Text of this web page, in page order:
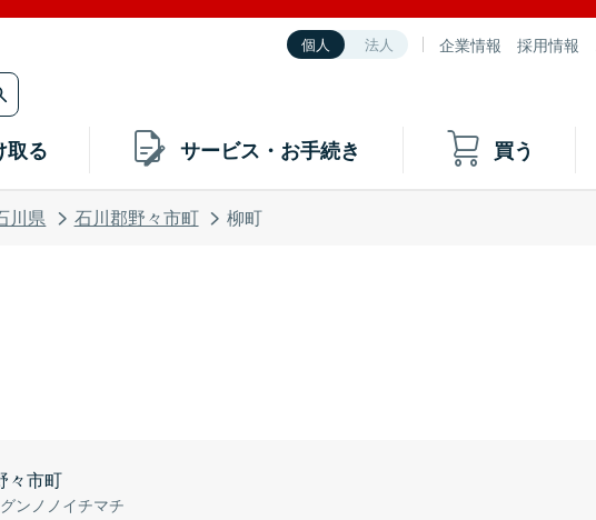
個人 法人 企業情報 採用情報
取る サービス・お手続き 買う
川県 石川郡野々市町 柳町
々市町
ンノノイチマチ